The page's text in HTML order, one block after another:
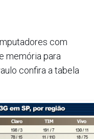
com
memória para
confira a tabela